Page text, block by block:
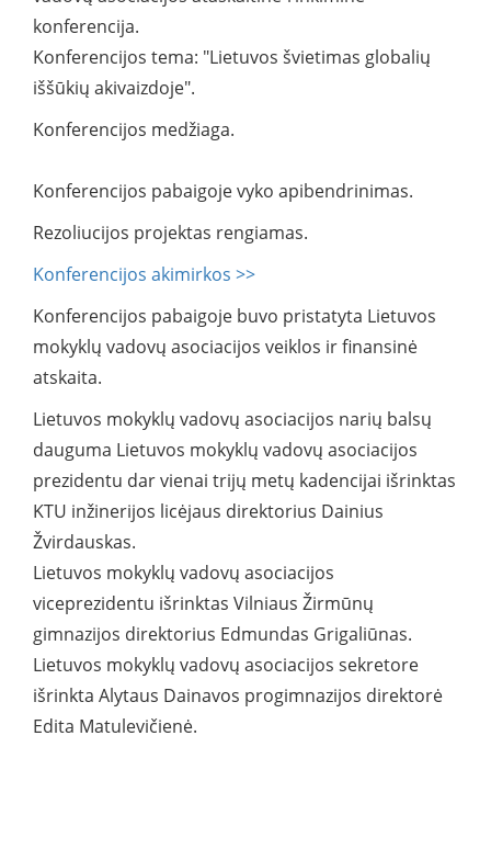
konferencija.
Konferencijos tema: "Lietuvos švietimas globalių
iššūkių akivaizdoje".
Konferencijos medžiaga.
Konferencijos pabaigoje vyko apibendrinimas.
Rezoliucijos projektas rengiamas.
Konferencijos akimirkos >>
Konferencijos pabaigoje buvo pristatyta Lietuvos
mokyklų vadovų asociacijos veiklos ir finansinė
atskaita.
Lietuvos mokyklų vadovų asociacijos narių balsų
dauguma Lietuvos mokyklų vadovų asociacijos
prezidentu dar vienai trijų metų kadencijai išrinktas
KTU inžinerijos licėjaus direktorius Dainius
Žvirdauskas.
Lietuvos mokyklų vadovų asociacijos
viceprezidentu išrinktas Vilniaus Žirmūnų
gimnazijos direktorius Edmundas Grigaliūnas.
Lietuvos mokyklų vadovų asociacijos sekretore
išrinkta Alytaus Dainavos progimnazijos direktorė
Edita Matulevičienė.